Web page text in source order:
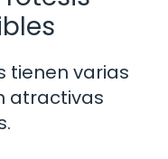
tienen varias
atractivas